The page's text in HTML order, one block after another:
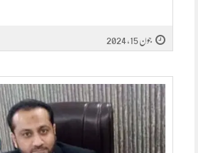
جون 15, 2024